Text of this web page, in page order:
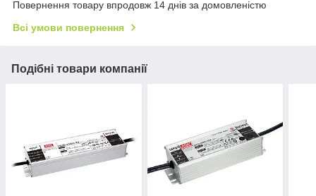
Повернення товару впродовж 14 днів за домовленістю
Всі умови повернення
Подібні товари компанії